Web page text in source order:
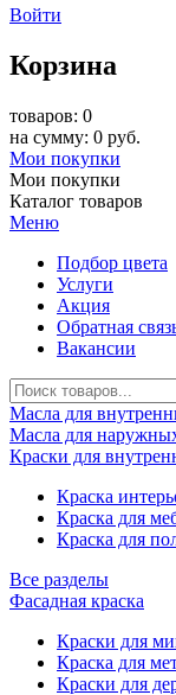
Войти
Корзина
товаров: 0
на сумму: 0 руб.
Мои покупки
Мои покупки
Каталог товаров
Меню
Подбор цвета
Услуги
Акция
Обратная
Вакансии
Масла для
Масла для
Краски для
Краска
Краска для
Краска для
Все разделы
Фасадная краска
Краски для
Краска для
Краски для